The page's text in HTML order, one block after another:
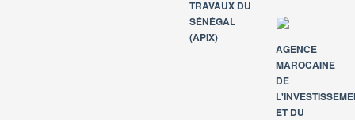
TRAVAUX DU
SÉNÉGAL
(APIX)
AGENCE
MAROCAINE
DE
ET DU